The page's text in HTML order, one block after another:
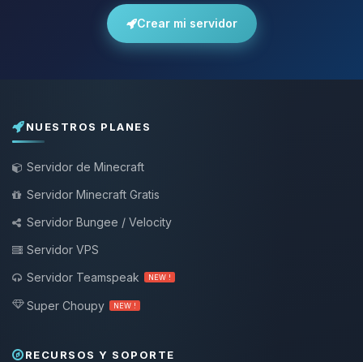
Crear mi servidor
NUESTROS PLANES
Servidor de Minecraft
Servidor Minecraft Gratis
Servidor Bungee / Velocity
Servidor VPS
Servidor Teamspeak
NEW !
Super Choupy NEW !
RECURSOS Y SOPORTE